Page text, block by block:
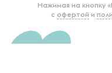
Нажимая на кнопку
с офертой и